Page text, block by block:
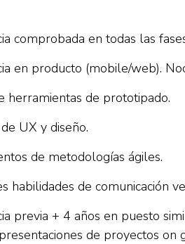
comprobada en todas las
en producto (mobile/web).
herramientas de prototipado.
UX y diseño.
de metodologías ágiles.
habilidades de comunicación
previa + 4 años en puesto
de proyectos on